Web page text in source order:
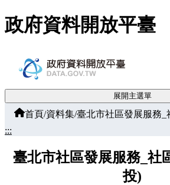
跳至主要內容
政府資料開放平臺
展開主選單
首頁/資料集/臺北市社區發展服務_
:::
臺北市社區發展服務_社
投)